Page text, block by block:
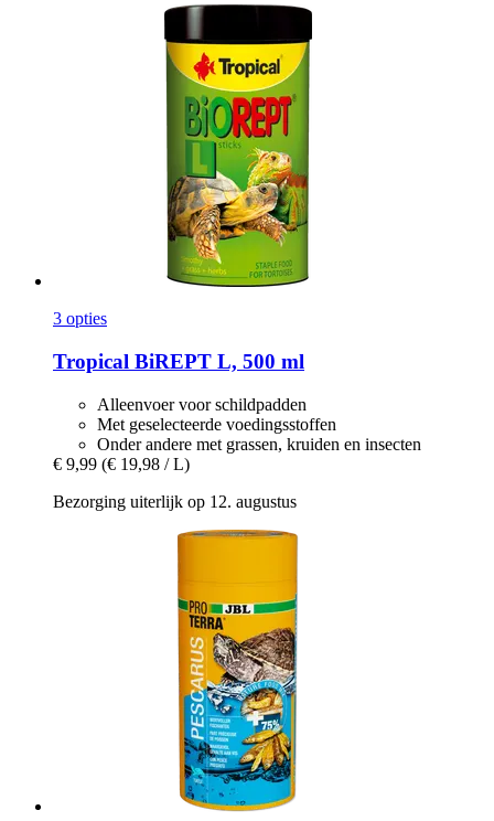
3 opties
Tropical BiREPT L, 500 ml
Alleenvoer voor schildpadden
Met geselecteerde voedingsstoffen
Onder andere met grassen, kruiden en insecten
€ 9,99 (€ 19,98 / L)
Bezorging uiterlijk op 12. augustus